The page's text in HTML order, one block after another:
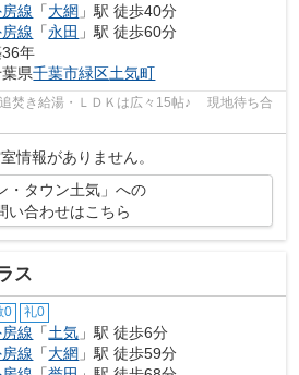
線 「大網 」駅 徒歩40分
線 「永田 」駅 徒歩60分
年
県千葉市緑区土気町
焚き給湯・ＬＤＫは広々15帖♪ 現地待ち合
情報がありません。
・タウン土気」への
い合わせはこちら
ス
0 礼0
線 「土気 」駅 徒歩6分
線 「大網 」駅 徒歩59分